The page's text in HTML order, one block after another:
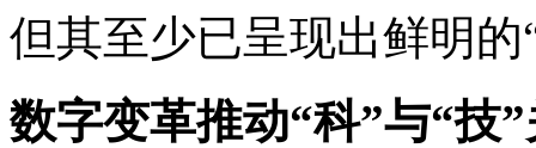
但其至少已呈现出鲜明
数字变革推动“科”与“技